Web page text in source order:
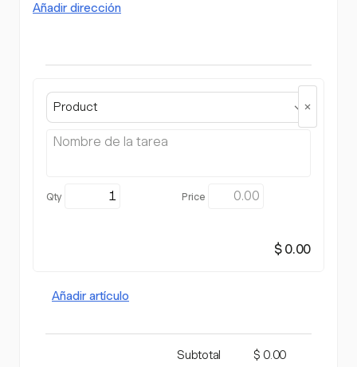
Añadir dirección
Product
$ 0.00
Añadir artículo
Subtotal
$ 0.00